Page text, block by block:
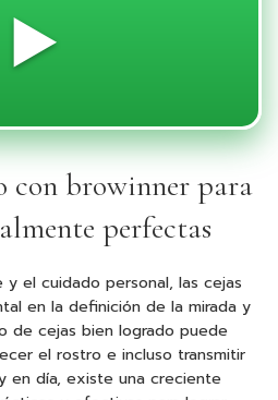
▶️
con browinner para
perfectas
y el cuidado personal, las cejas
en la definición de la mirada y
de cejas bien logrado puede
el rostro e incluso transmitir
en día, existe una creciente